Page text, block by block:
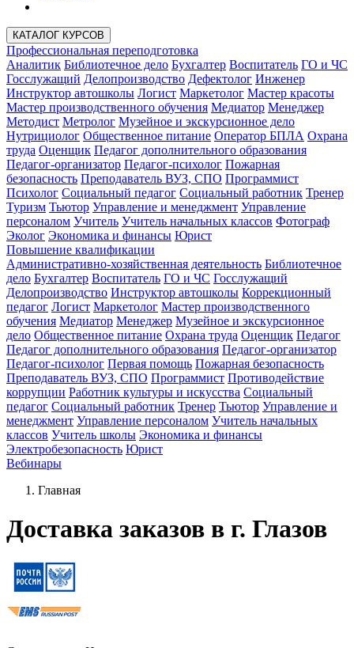
КАТАЛОГ КУРСОВ
Профессиональная переподготовка
Аналитик Библиотечное дело Бухгалтер Воспитатель ГО и ЧС
Госслужащий Делопроизводство Дефектолог Инженер
Инструктор автошколы Логист Маркетолог Мастер красоты
Мастер производственного обучения Медиатор Менеджер
Методист Метролог Музейное и экскурсионное дело
Нутрициолог Общественное питание Оператор БПЛА Охрана
труда Оценщик Педагог дополнительного образования
Педагог-организатор Педагог-психолог Пожарная
безопасность Преподаватель ВУЗ, СПО Программист
Психолог Социальный педагог Социальный работник Тренер
Туризм Тьютор Управление и менеджмент Управление
персоналом Учитель Учитель начальных классов Фотограф
Эколог Экономика и финансы Юрист
Повышение квалификации
Административно-хозяйственная деятельность Библиотечное
дело Бухгалтер Воспитатель ГО и ЧС Госслужащий
Делопроизводство Инструктор автошколы Коррекционный
педагог Логист Маркетолог Мастер производственного
обучения Медиатор Менеджер Музейное и экскурсионное
дело Общественное питание Охрана труда Оценщик Педагог
Педагог дополнительного образования Педагог-организатор
Педагог-психолог Первая помощь Пожарная безопасность
Преподаватель ВУЗ, СПО Программист Противодействие
коррупции Работник культуры и искусства Социальный
педагог Социальный работник Тренер Тьютор Управление и
менеджмент Управление персоналом Учитель начальных
классов Учитель школы Экономика и финансы
Электробезопасность Юрист
Вебинары
Главная
Доставка заказов в г. Глазов